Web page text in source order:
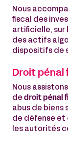
Nous
fiscal des
artificielle, sur
des actifs
dispositifs de
Droit pénal
Nous
de droit pénal
abus de biens
de défense et
les autorités